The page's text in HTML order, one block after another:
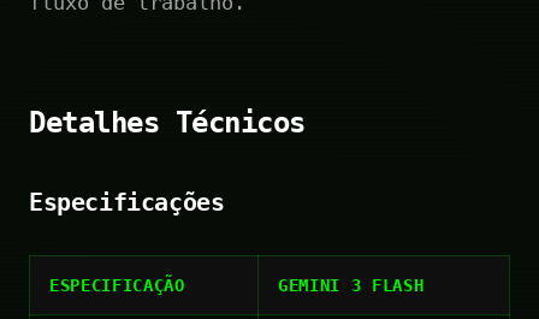
Detalhes Técnicos
Especificações
ESPECIFICAÇÃO GEMINI 3 FLASH